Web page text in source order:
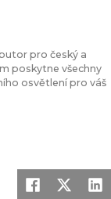
pro český a
poskytne všechny
osvětlení pro váš